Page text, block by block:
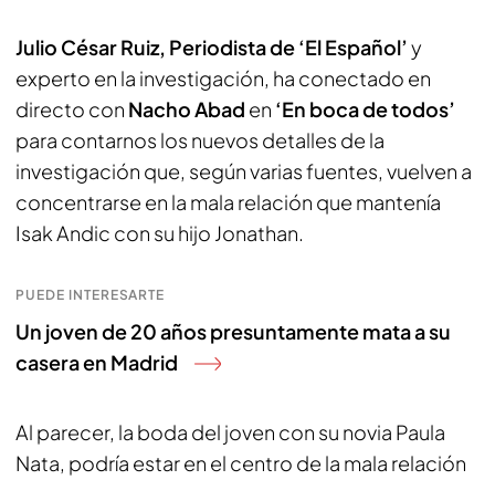
Julio César Ruiz, Periodista de ‘El Español’y
experto en la investigación, ha conectado en
directo con Nacho Abad en ‘En boca de todos’
para contarnos los nuevos detalles de la
investigación que, según varias fuentes, vuelven a
concentrarse en la mala relación que mantenía
Isak Andic con su hijo Jonathan.
PUEDE INTERESARTE
Un joven de 20 años presuntamente mata a su
casera en Madrid
Al parecer, la boda del joven con su novia Paula
Nata, podría estar en el centro de la mala relación